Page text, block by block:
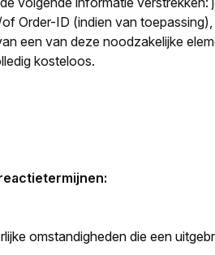
Order-ID (indien van
een van deze noodzakelijke
kosteloos.
omstandigheden die een